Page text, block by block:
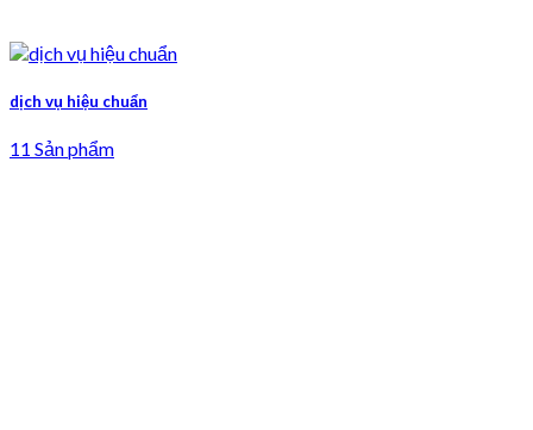
dịch vụ hiệu chuẩn
11 Sản phẩm